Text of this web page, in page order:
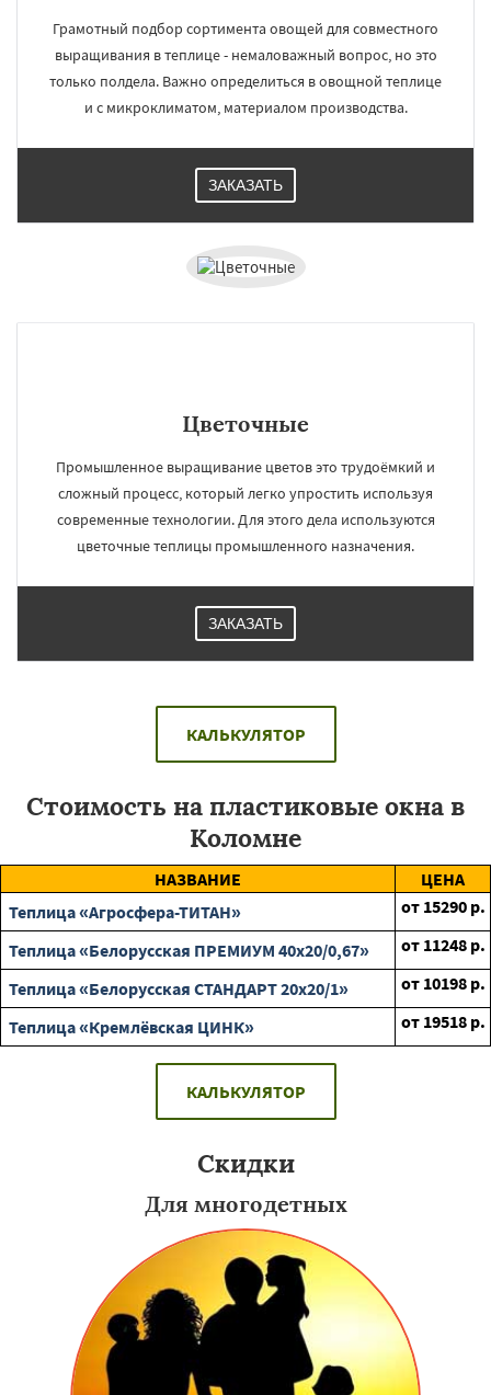
Грамотный подбор сортимента овощей для совместного
выращивания в теплице - немаловажный вопрос, но это
только полдела. Важно определиться в овощной теплице
и с микроклиматом, материалом производства.
ЗАКАЗАТЬ
Цветочные
Промышленное выращивание цветов это трудоёмкий и
сложный процесс, который легко упростить используя
современные технологии. Для этого дела используются
цветочные теплицы промышленного назначения.
ЗАКАЗАТЬ
КАЛЬКУЛЯТОР
Стоимость на пластиковые окна в
Коломне
НАЗВАНИЕ
ЦЕНА
Теплица «Агросфера-ТИТАН»
от 15290 р.
Теплица «Белорусская ПРЕМИУМ 40х20/0,67»
от 11248 р.
Теплица «Белорусская СТАНДАРТ 20х20/1»
от 10198 р.
Теплица «Кремлёвская ЦИНК»
от 19518 р.
КАЛЬКУЛЯТОР
Скидки
Для многодетных